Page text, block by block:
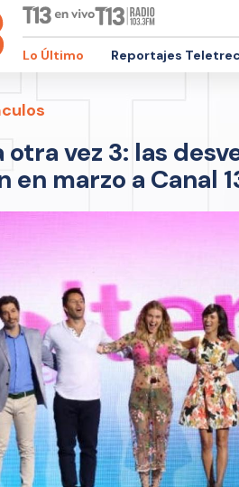
Lo Último Reportajes
otra vez 3: las
en marzo a Canal